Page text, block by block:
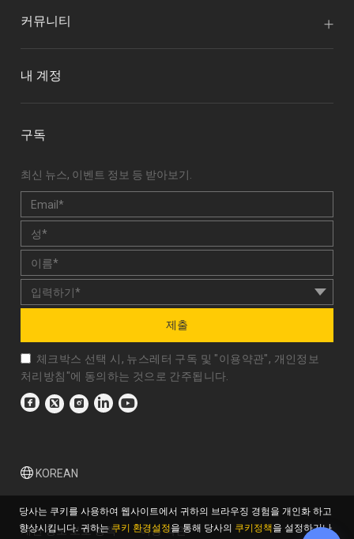
커뮤니티
내 계정
구독
최신 뉴스, 이벤트 정보 등 받아보기.
제출
체크박스 선택 시, 뉴스레터 구독 및 "이용약관", 개인정보
처리방침 "에 동의하는 것으로 간주됩니다.
KOREAN
개인 정보 보호 정책 이용 약관
당사는 쿠키를 사용하여 웹사이트에서 귀하의 브라우징 경험을 개인화 하고
향상시킵니다. 귀하는 쿠키 환경설정을 통해 당사의 쿠키정책을 설정하거나